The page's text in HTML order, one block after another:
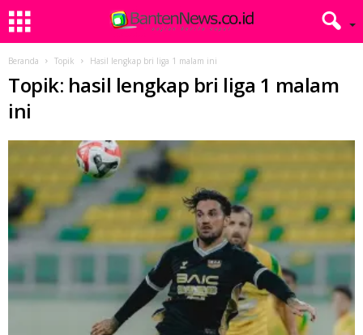
Beranda Topik Hasil lengkap bri liga 1 malam ini
Topik: hasil lengkap bri liga 1 malam
ini